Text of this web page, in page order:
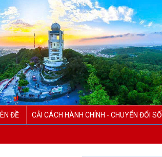
ĐỀ CẢI CÁCH HÀNH CHÍNH - CHUYỂN ĐỔI SỐ